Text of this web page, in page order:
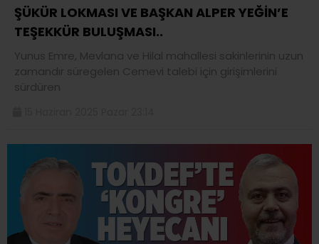
ŞÜKÜR LOKMASI VE BAŞKAN ALPER YEĞİN’E
TEŞEKKÜR BULUŞMASI..
Yunus Emre, Mevlana ve Hilal mahallesi sakinlerinin uzun
zamandır süregelen Cemevi talebi için girişimlerini
sürdüren